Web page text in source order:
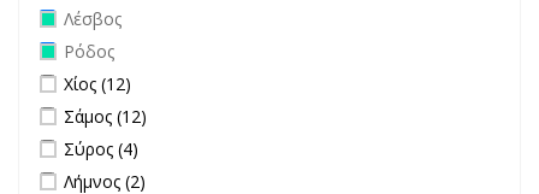
Remove Λέσβος filter
Λέσβος
Remove Ρόδος filter
Ρόδος
Apply Χίος filter
Χίος (12)
Apply Σάμος filter
Σάμος (12)
Apply Σύρος filter
Σύρος (4)
Apply Λήμνος filter
Λήμνος (2)